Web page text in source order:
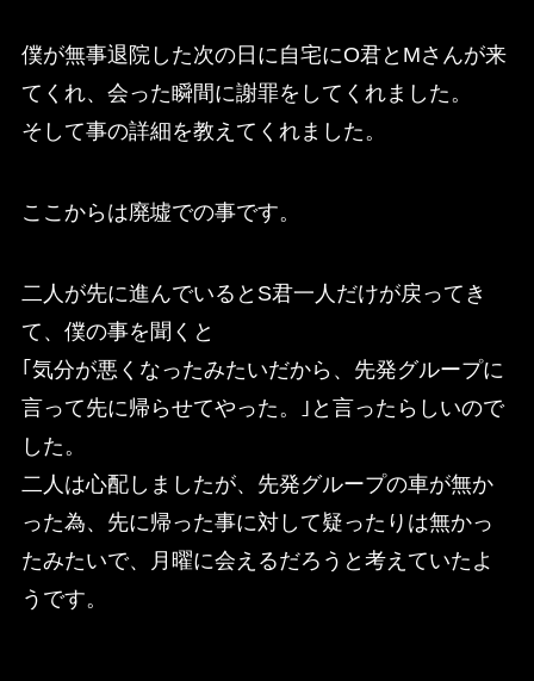
僕が無事退院した次の日に自宅にO君とMさんが来
てくれ、会った瞬間に謝罪をしてくれました。
そして事の詳細を教えてくれました。
ここからは廃墟での事です。
二人が先に進んでいるとS君一人だけが戻ってき
て、僕の事を聞くと
｢気分が悪くなったみたいだから、先発グループに
言って先に帰らせてやった。｣と言ったらしいので
した。
二人は心配しましたが、先発グループの車が無か
った為、先に帰った事に対して疑ったりは無かっ
たみたいで、月曜に会えるだろうと考えていたよ
うです。